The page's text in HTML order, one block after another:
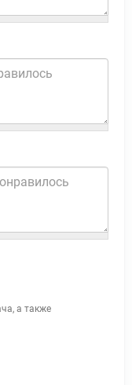
а также